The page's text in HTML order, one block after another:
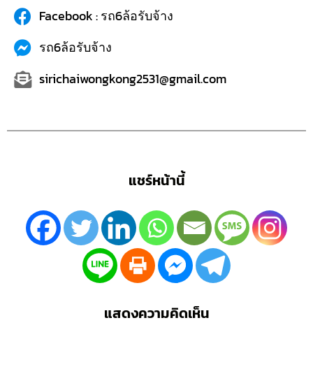
Facebook : รถ6ล้อรับจ้าง
รถ6ล้อรับจ้าง
sirichaiwongkong2531@gmail.com
แชร์หน้านี้
แสดงความคิดเห็น